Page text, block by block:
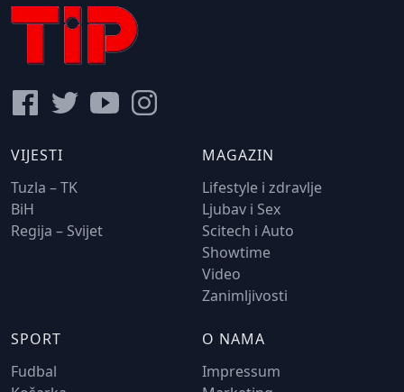
VIJESTI
Tuzla – TK
BiH
Regija – Svijet
MAGAZIN
Lifestyle i zdravlje
Ljubav i Sex
Scitech i Auto
Showtime
Video
Zanimljivosti
SPORT
Fudbal
O NAMA
Impressum